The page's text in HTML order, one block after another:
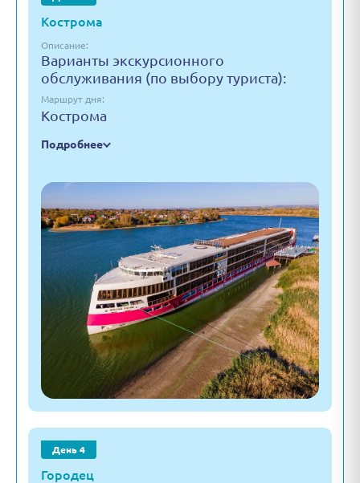
Кострома
Описание:
Варианты экскурсионного
обслуживания (по выбору туриста):
Маршрут дня:
Кострома
Подробнее
День 4
Городец